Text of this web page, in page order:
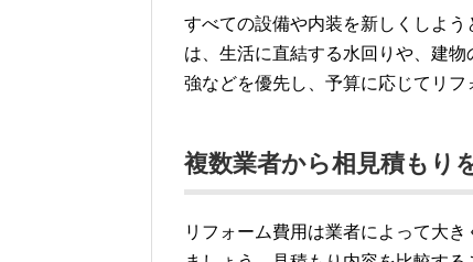
すべての設備や内装を新しくしよ
は、生活に直結する水回りや、建
強などを優先し、予算に応じてリフ
複数業者から相見積もり
リフォーム費用は業者によって大